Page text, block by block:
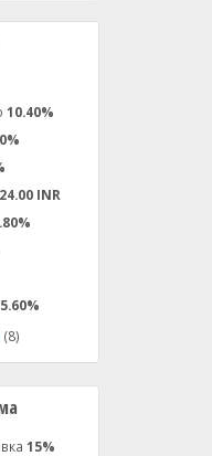
10.40%
INR
5.60%
(8)
15%